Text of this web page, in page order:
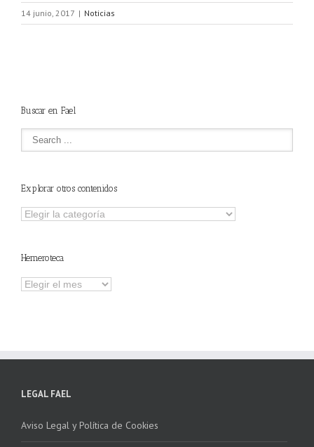
14 junio, 2017 | Noticias
Buscar en Fael
Explorar otros contenidos
Explorar
Hemeroteca
Hemeroteca
LEGAL FAEL
Aviso Legal y Política de Cookies